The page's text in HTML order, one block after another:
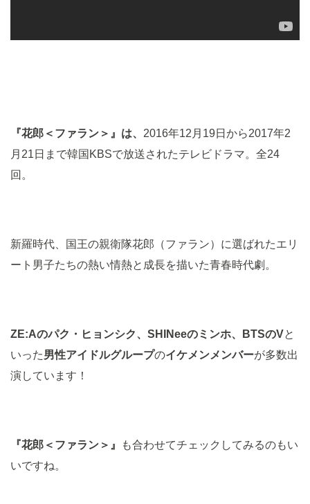
『花郎＜ファラン＞』は、 2016年12月19日から2017年2
月21日まで韓国KBSで放送されたテレビドラマ。全24
回。
新羅時代、国王の親衛隊花郎（ファラン）に選ばれたエリ
ート男子たちの熱い情熱と成長を描いた青春時代劇。
ZE:Aのパク・ヒョンシク、SHINeeのミンホ、BTSのVと
いった男性アイドルグループのイケメンメンバーが多数出
演しています！
『花郎＜ファラン＞ 』
も合わせてチェックしてみるのもい
いですね。